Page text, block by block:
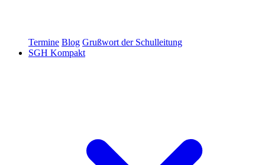
Termine Blog Grußwort der Schulleitung
SGH Kompakt